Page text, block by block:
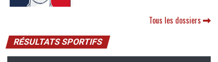
Tous les dossiers
RÉSULTATS SPORTIFS